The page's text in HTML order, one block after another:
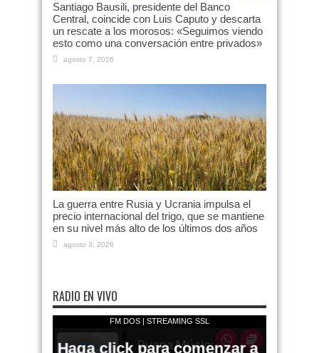
Santiago Bausili, presidente del Banco
Central, coincide con Luis Caputo y descarta
un rescate a los morosos: «Seguimos viendo
esto como una conversación entre privados»
agosto 7, 2026
La guerra entre Rusia y Ucrania impulsa el
precio internacional del trigo, que se mantiene
en su nivel más alto de los últimos dos años
agosto 3, 2026
RADIO EN VIVO